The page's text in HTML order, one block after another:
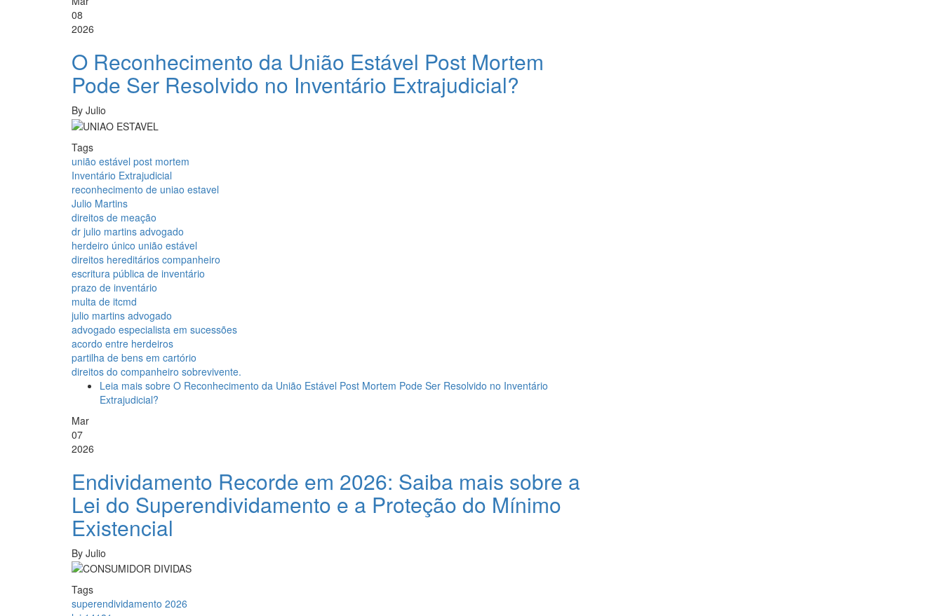
08
2026
O Reconhecimento da União Estável Post Mortem
Pode Ser Resolvido no Inventário Extrajudicial?
By Julio
Tags
união estável post mortem
Inventário Extrajudicial
reconhecimento de uniao estavel
Julio Martins
direitos de meação
dr julio martins advogado
herdeiro único união estável
direitos hereditários companheiro
escritura pública de inventário
prazo de inventário
multa de itcmd
julio martins advogado
advogado especialista em sucessões
acordo entre herdeiros
partilha de bens em cartório
direitos do companheiro sobrevivente.
Leia mais sobre O Reconhecimento da União Estável Post Mortem Pode Ser Resolvido no Inventário
Extrajudicial?
Mar
07
2026
Endividamento Recorde em 2026: Saiba mais sobre a
Lei do Superendividamento e a Proteção do Mínimo
Existencial
By Julio
Tags
superendividamento 2026